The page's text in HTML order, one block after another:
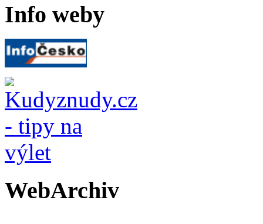
Info weby
WebArchiv